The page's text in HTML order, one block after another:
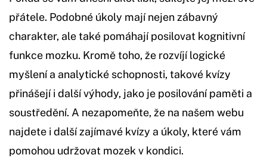
přátele. Podobné úkoly mají nejen zábavný
charakter, ale také pomáhají posilovat kognitivní
funkce mozku. Kromě toho, že rozvíjí logické
myšlení a analytické schopnosti, takové kvízy
přinášejí i další výhody, jako je posilování paměti a
soustředění. A nezapomeňte, že na našem webu
najdete i další zajímavé kvízy a úkoly, které vám
pomohou udržovat mozek v kondici.